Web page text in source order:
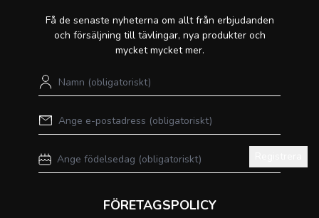
Få de senaste nyheterna om allt från erbjudanden
och försäljning till tävlingar, nya produkter och
mycket mycket mer.
FÖRETAGSPOLICY